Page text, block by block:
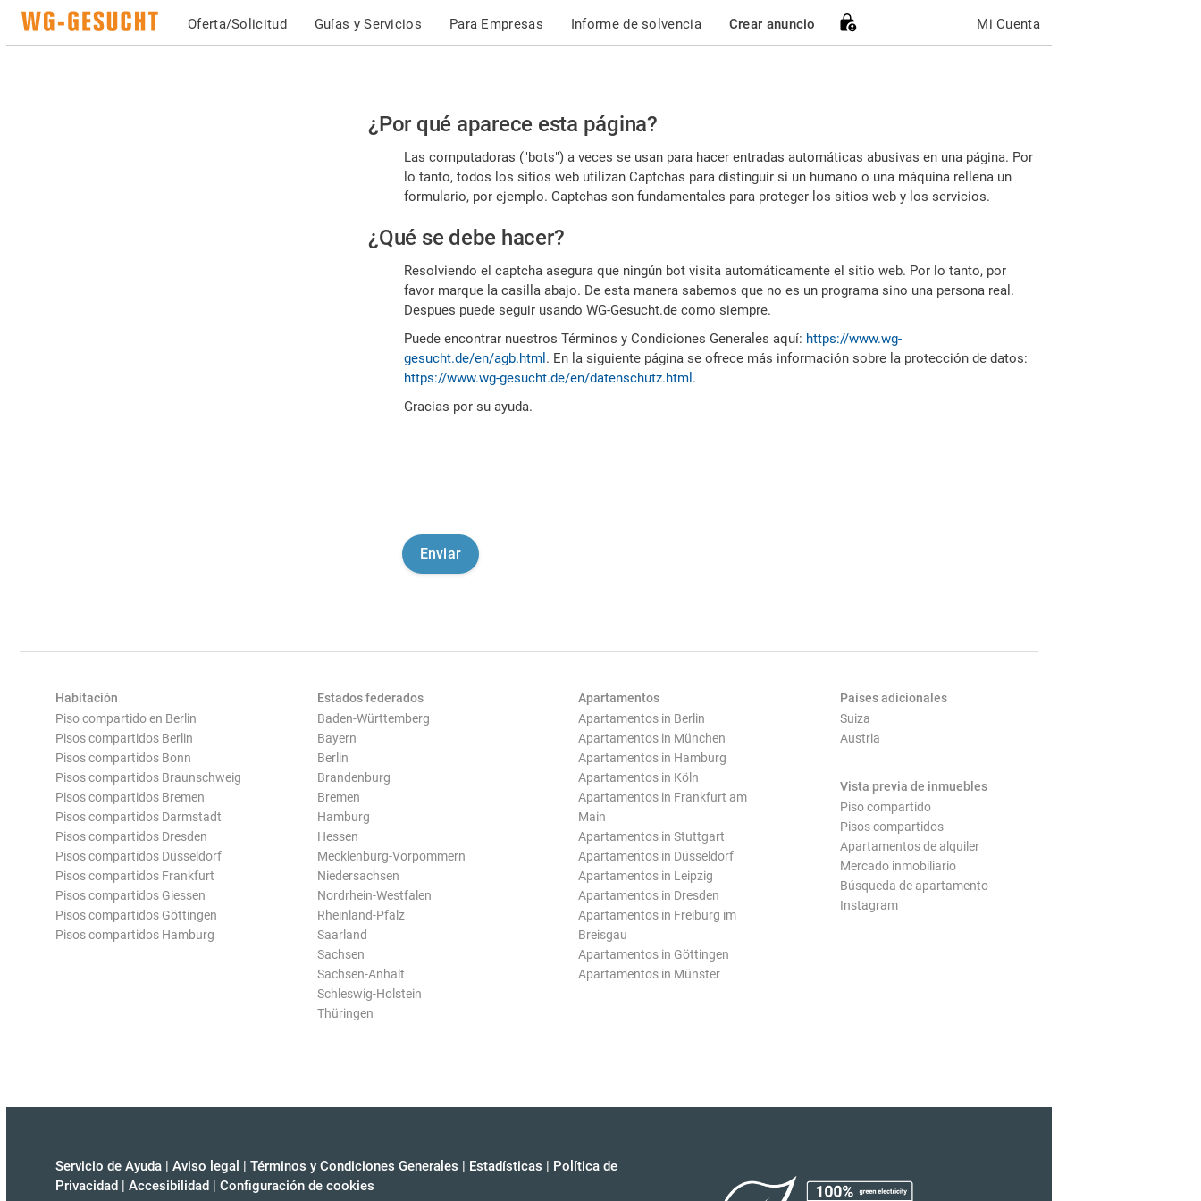
Oferta/Solicitud Guías y Servicios Para Empresas Informe de solvencia Crear anuncio Mi Cuenta
Por
favor,
confirme
es
humano
¿Por qué aparece esta página?
Las computadoras ("bots") a veces se usan para hacer entradas automáticas abusivas en una página. Por
lo tanto, todos los sitios web utilizan Captchas para distinguir si un humano o una máquina rellena un
formulario, por ejemplo. Captchas son fundamentales para proteger los sitios web y los servicios.
¿Qué se debe hacer?
Resolviendo el captcha asegura que ningún bot visita automáticamente el sitio web. Por lo tanto, por
favor marque la casilla abajo. De esta manera sabemos que no es un programa sino una persona real.
Despues puede seguir usando WG-Gesucht.de como siempre.
Puede encontrar nuestros Términos y Condiciones Generales aquí: https://www.wg-
gesucht.de/en/agb.html . En la siguiente página se ofrece más información sobre la protección de datos:
https://www.wg-gesucht.de/en/datenschutz.html .
Gracias por su ayuda.
Habitación
Piso compartido en Berlin
Pisos compartidos Berlin
Pisos compartidos Bonn
Pisos compartidos Braunschweig
Pisos compartidos Bremen
Pisos compartidos Darmstadt
Pisos compartidos Dresden
Pisos compartidos Düsseldorf
Pisos compartidos Frankfurt
Pisos compartidos Giessen
Pisos compartidos Göttingen
Pisos compartidos Hamburg
Estados federados
Baden-Württemberg
Bayern
Berlin
Brandenburg
Bremen
Hamburg
Hessen
Mecklenburg-Vorpommern
Niedersachsen
Nordrhein-Westfalen
Rheinland-Pfalz
Saarland
Sachsen
Sachsen-Anhalt
Schleswig-Holstein
Thüringen
Apartamentos
Apartamentos in Berlin
Apartamentos in München
Apartamentos in Hamburg
Apartamentos in Köln
Apartamentos in Frankfurt am
Main
Apartamentos in Stuttgart
Apartamentos in Düsseldorf
Apartamentos in Leipzig
Apartamentos in Dresden
Apartamentos in Freiburg im
Breisgau
Apartamentos in Göttingen
Apartamentos in Münster
Países adicionales
Suiza
Austria
Vista previa de inmuebles
Piso compartido
Pisos compartidos
Apartamentos de alquiler
Mercado inmobiliario
Búsqueda de apartamento
Instagram
Servicio de Ayuda | Aviso legal | Términos y Condiciones Generales | Estadísticas | Política de
Privacidad | Accesibilidad | Configuración de cookies